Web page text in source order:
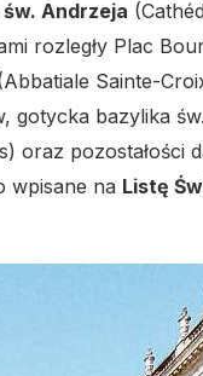
Andrzeja
rozległy Plac
Sainte-
gotycka bazylika
oraz pozostałości
wpisane na Listę